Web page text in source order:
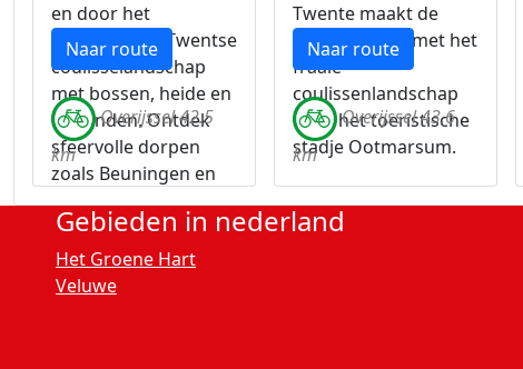
en door het
afwisselende Twentse
coulisselandschap
met bossen, heide en
weilanden. Ontdek
sfeervolle dorpen
zoals Beuningen en
De Lutte en geniet
van de rust en natuur.
Naar route
Overijssel 42.5
km
Twente maakt de
fietser kennis met het
fraaie
coulissenlandschap
rond het toeristische
stadje Ootmarsum.
Naar route
Overijssel 43.6
km
Gebieden in nederland
Het Groene Hart
Veluwe